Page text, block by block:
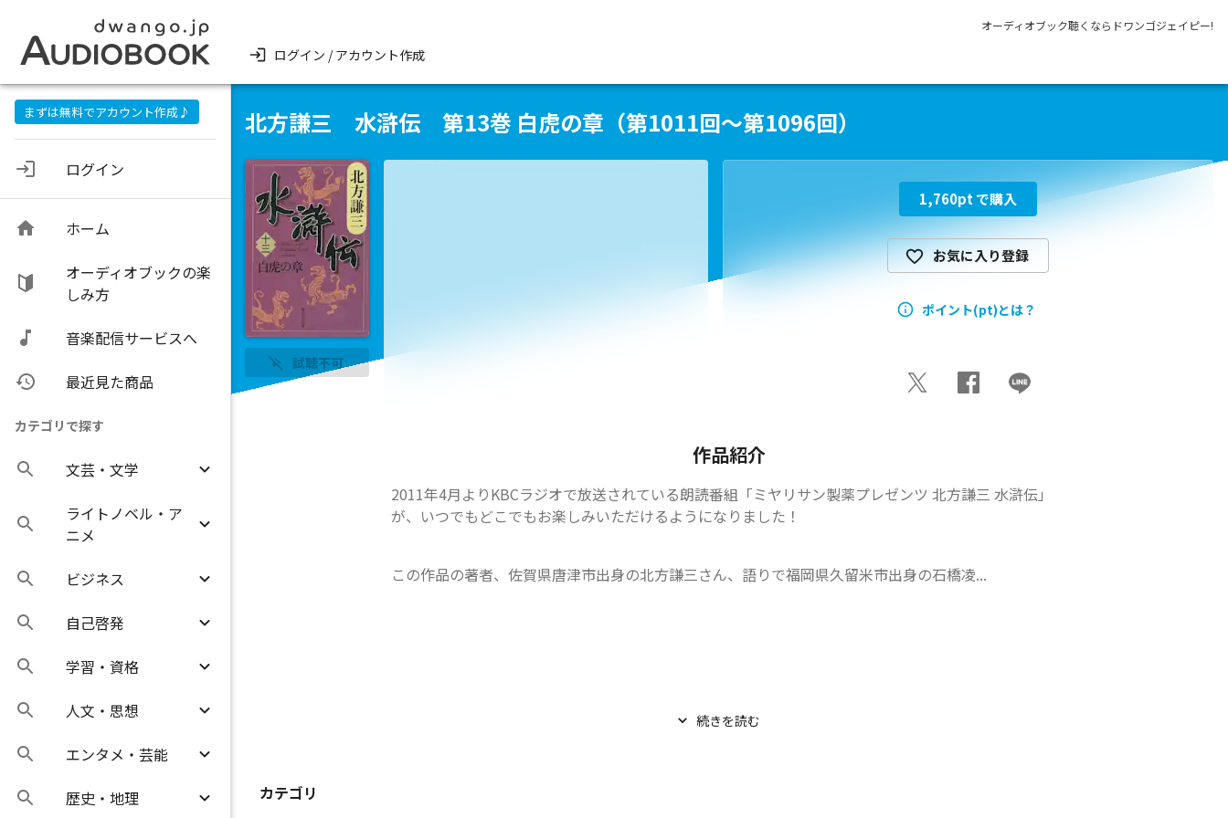
オーディオブック聴くならドワンゴジェイピー!
ログイン / アカウント作成
まずは無料でアカウント作成♪
ログイン
ホーム
オーディオブックの楽
しみ方
音楽配信サービスへ
最近見た商品
カテゴリで探す
文芸・文学
ライトノベル・ア
ニメ
ビジネス
自己啓発
学習・資格
人文・思想
エンタメ・芸能
歴史・地理
北方謙三 水滸伝 第13巻 白虎の章（第1011回～第1096回）
試聴不可
1,760pt で購入
お気に入り登録
ポイント(pt)とは？
作品紹介
2011年4月よりKBCラジオで放送されている朗読番組「ミヤリサン製薬プレゼンツ 北方謙三 水滸伝」
が、いつでもどこでもお楽しみいただけるようになりました！
この作品の著者、佐賀県唐津市出身の北方謙三さん、語りで福岡県久留米市出身の石橋凌...
続きを読む
カテゴリ